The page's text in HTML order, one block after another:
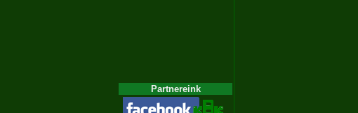
Partnereink